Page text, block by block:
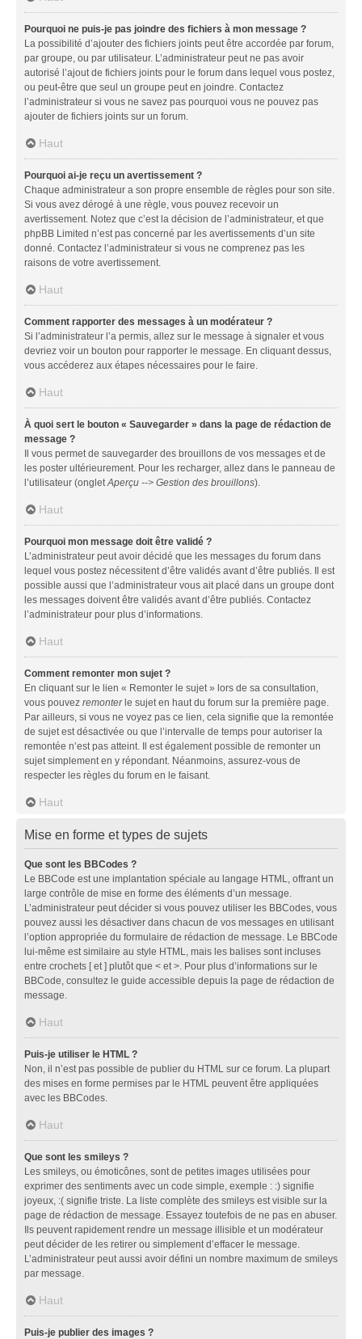
Pourquoi ne puis-je pas joindre des fichiers à mon message ?
La possibilité d’ajouter des fichiers joints peut être accordée par forum,
par groupe, ou par utilisateur. L’administrateur peut ne pas avoir
autorisé l’ajout de fichiers joints pour le forum dans lequel vous postez,
ou peut-être que seul un groupe peut en joindre. Contactez
l’administrateur si vous ne savez pas pourquoi vous ne pouvez pas
ajouter de fichiers joints sur un forum.
Haut
Pourquoi ai-je reçu un avertissement ?
Chaque administrateur a son propre ensemble de règles pour son site.
Si vous avez dérogé à une règle, vous pouvez recevoir un
avertissement. Notez que c’est la décision de l’administrateur, et que
phpBB Limited n’est pas concerné par les avertissements d’un site
donné. Contactez l’administrateur si vous ne comprenez pas les
raisons de votre avertissement.
Haut
Comment rapporter des messages à un modérateur ?
Si l’administrateur l’a permis, allez sur le message à signaler et vous
devriez voir un bouton pour rapporter le message. En cliquant dessus,
vous accéderez aux étapes nécessaires pour le faire.
Haut
À quoi sert le bouton « Sauvegarder » dans la page de rédaction de
message ?
Il vous permet de sauvegarder des brouillons de vos messages et de
les poster ultérieurement. Pour les recharger, allez dans le panneau de
l’utilisateur (ongletAperçu --> Gestion des brouillons).
Haut
Pourquoi mon message doit être validé ?
L’administrateur peut avoir décidé que les messages du forum dans
lequel vous postez nécessitent d’être validés avant d’être publiés. Il est
possible aussi que l’administrateur vous ait placé dans un groupe dont
les messages doivent être validés avant d’être publiés. Contactez
l’administrateur pour plus d’informations.
Haut
Comment remonter mon sujet ?
En cliquant sur le lien « Remonter le sujet » lors de sa consultation,
vous pouvez remonterle sujet en haut du forum sur la première page.
Par ailleurs, si vous ne voyez pas ce lien, cela signifie que la remontée
de sujet est désactivée ou que l’intervalle de temps pour autoriser la
remontée n’est pas atteint. Il est également possible de remonter un
sujet simplement en y répondant. Néanmoins, assurez-vous de
respecter les règles du forum en le faisant.
Haut
Mise en forme et types de sujets
Que sont les BBCodes ?
Le BBCode est une implantation spéciale au langage HTML, offrant un
large contrôle de mise en forme des éléments d’un message.
L’administrateur peut décider si vous pouvez utiliser les BBCodes, vous
pouvez aussi les désactiver dans chacun de vos messages en utilisant
l’option appropriée du formulaire de rédaction de message. Le BBCode
lui-même est similaire au style HTML, mais les balises sont incluses
entre crochets [ et ] plutôt que < et >. Pour plus d’informations sur le
BBCode, consultez le guide accessible depuis la page de rédaction de
message.
Haut
Puis-je utiliser le HTML ?
Non, il n’est pas possible de publier du HTML sur ce forum. La plupart
des mises en forme permises par le HTML peuvent être appliquées
avec les BBCodes.
Haut
Que sont les smileys ?
Les smileys, ou émoticônes, sont de petites images utilisées pour
exprimer des sentiments avec un code simple, exemple : :) signifie
joyeux, :( signifie triste. La liste complète des smileys est visible sur la
page de rédaction de message. Essayez toutefois de ne pas en abuser.
Ils peuvent rapidement rendre un message illisible et un modérateur
peut décider de les retirer ou simplement d’effacer le message.
L’administrateur peut aussi avoir défini un nombre maximum de smileys
par message.
Haut
Puis-je publier des images ?